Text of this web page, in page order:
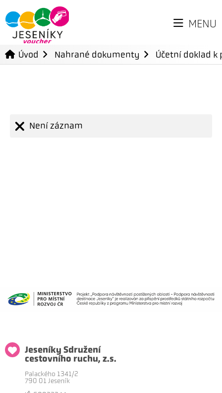
MENU
Úvod Nahrané dokumenty Účetní doklad
Není záznam
Jeseníky Sdružení
cestovního ruchu, z.s.
Palackého 1341/2
790 01 Jeseník